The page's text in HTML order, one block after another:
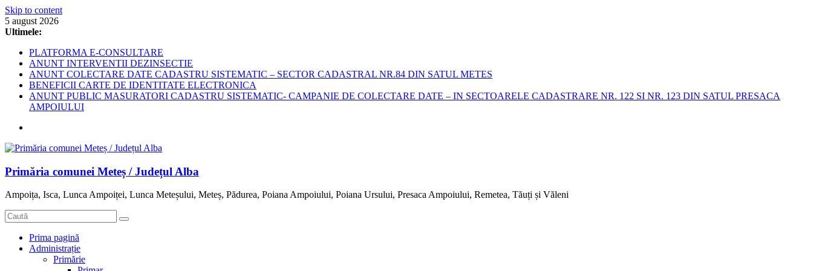
Skip to content
5 august 2026
Ultimele:
PLATFORMA E-CONSULTARE
ANUNT INTERVENTII DEZINSECTIE
ANUNT COLECTARE DATE CADASTRU SISTEMATIC – SECTOR CADASTRAL NR.84 DIN SATUL METES
BENEFICII CARTE DE IDENTITATE ELECTRONICA
ANUNT PUBLIC MASURATORI CADASTRU SISTEMATIC- CAMPANIE DE COLECTARE DATE – IN SECTOARELE CADASTRARE NR. 122 SI NR. 123 DIN SATUL PRESACA
AMPOIULUI
Primăria comunei Meteș / Județul Alba
Ampoița, Isca, Lunca Ampoiței, Lunca Meteșului, Meteș, Pădurea, Poiana Ampoiului, Poiana Ursului, Presaca Ampoiului, Remetea, Tăuți și Văleni
Prima pagină
Administrație
Primărie